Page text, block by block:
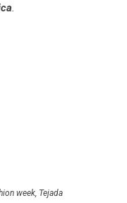
.
week Tejada